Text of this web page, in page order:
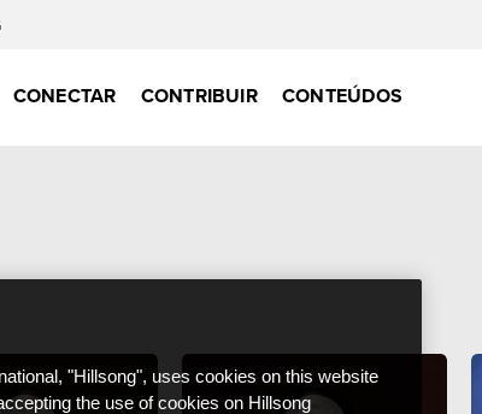
CONECTAR CONTRIBUIR CONTEÚDOS
"Hillsong", uses cookies on this website
the use of cookies on Hillsong